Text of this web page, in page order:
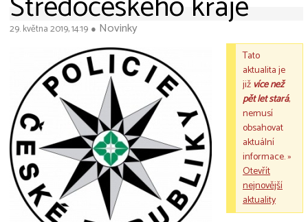
29. května 2019, 14:19 ● Novinky
Tato
aktualita je
jižvíce než
pět let stará,
nemusí
obsahovat
aktuální
informace. »
Otevřít
nejnovější
aktuality